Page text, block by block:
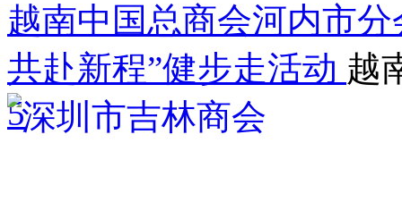
越南中国总商会河内市分
共赴新程”健步走活动 越
5